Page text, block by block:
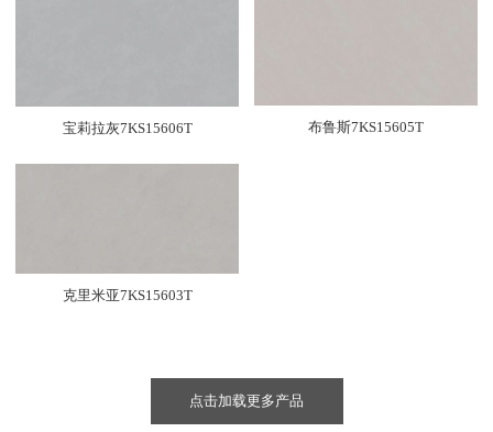
宝莉拉灰7KS15606T 布鲁斯7KS15605T
克里米亚7KS15603T
点击加载更多产品